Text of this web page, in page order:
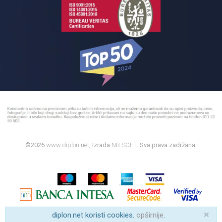
©2026 www.diplon.net , Izrada NB SOFT . Sva prava zadržana.
×
diplon.net koristi cookies. opširnije.